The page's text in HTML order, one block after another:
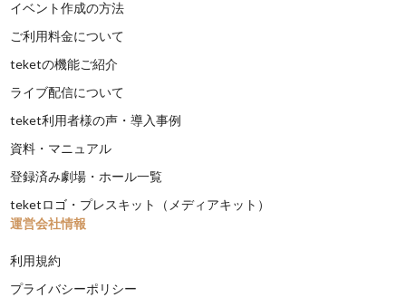
イベント作成の方法
ご利用料金について
teketの機能ご紹介
ライブ配信について
teket利用者様の声・導入事例
資料・マニュアル
登録済み劇場・ホール一覧
teketロゴ・プレスキット（メディアキット）
運営会社情報
利用規約
プライバシーポリシー